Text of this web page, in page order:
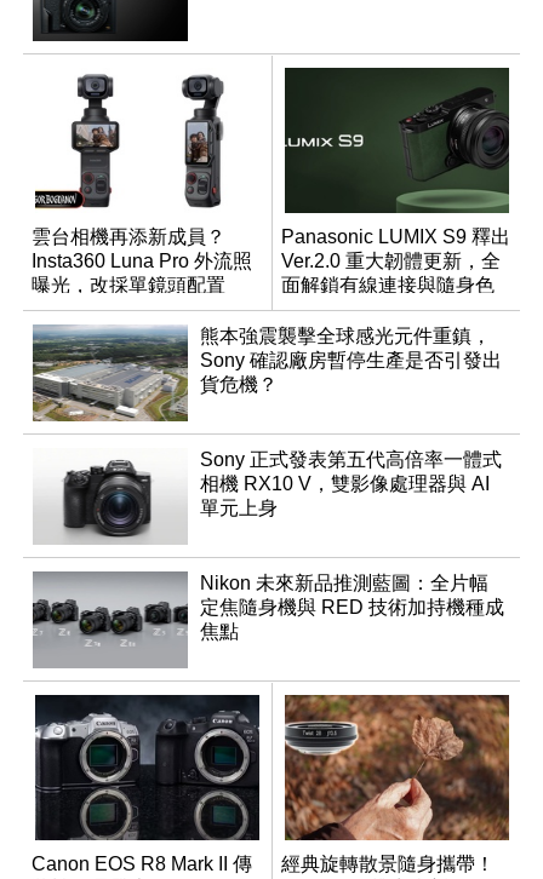
雲台相機再添新成員？
Insta360 Luna Pro 外流照
曝光，改採單鏡頭配置
Panasonic LUMIX S9 釋出
Ver.2.0 重大韌體更新，全
面解鎖有線連接與隨身色
調編輯
熊本強震襲擊全球感光元件重鎮，
Sony 確認廠房暫停生產是否引發出
貨危機？
Sony 正式發表第五代高倍率一體式
相機 RX10 V，雙影像處理器與 AI
單元上身
Nikon 未來新品推測藍圖：全片幅
定焦隨身機與 RED 技術加持機種成
焦點
Canon EOS R8 Mark II 傳
經典旋轉散景隨身攜帶！